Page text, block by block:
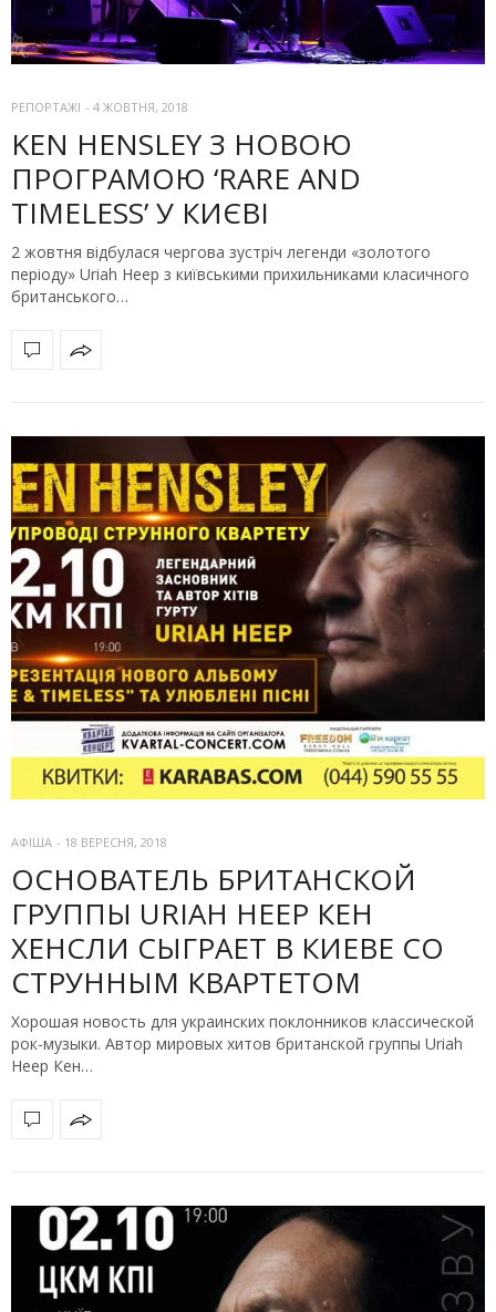
РЕПОРТАЖІ - 4 ЖОВТНЯ, 2018
KEN HENSLEY З НОВОЮ
ПРОГРАМОЮ ‘RARE AND
TIMELESS’ У КИЄВІ
2 жовтня відбулася чергова зустріч легенди «золотого
періоду» Uriah Heep з київськими прихильниками класичного
британського…
АФІША - 18 ВЕРЕСНЯ, 2018
ОСНОВАТЕЛЬ БРИТАНСКОЙ
ГРУППЫ URIAH HEEP КЕН
ХЕНСЛИ СЫГРАЕТ В КИЕВЕ СО
СТРУННЫМ КВАРТЕТОМ
Хорошая новость для украинских поклонников классической
рок-музыки. Автор мировых хитов британской группы Uriah
Heep Кен…